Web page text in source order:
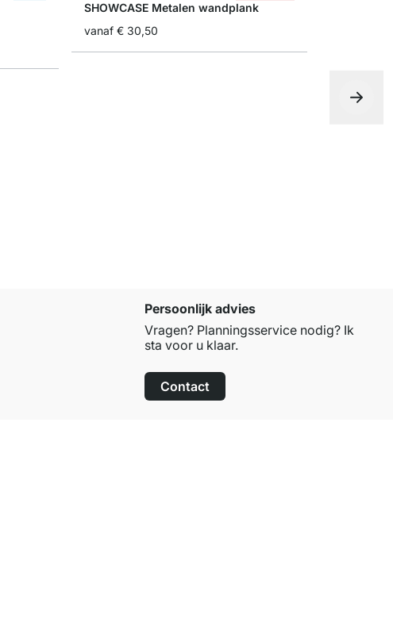
SHOWCASE Metalen wandplank
vanaf € 30,50
Persoonlijk advies
Vragen? Planningsservice nodig? Ik
sta voor u klaar.
Contact